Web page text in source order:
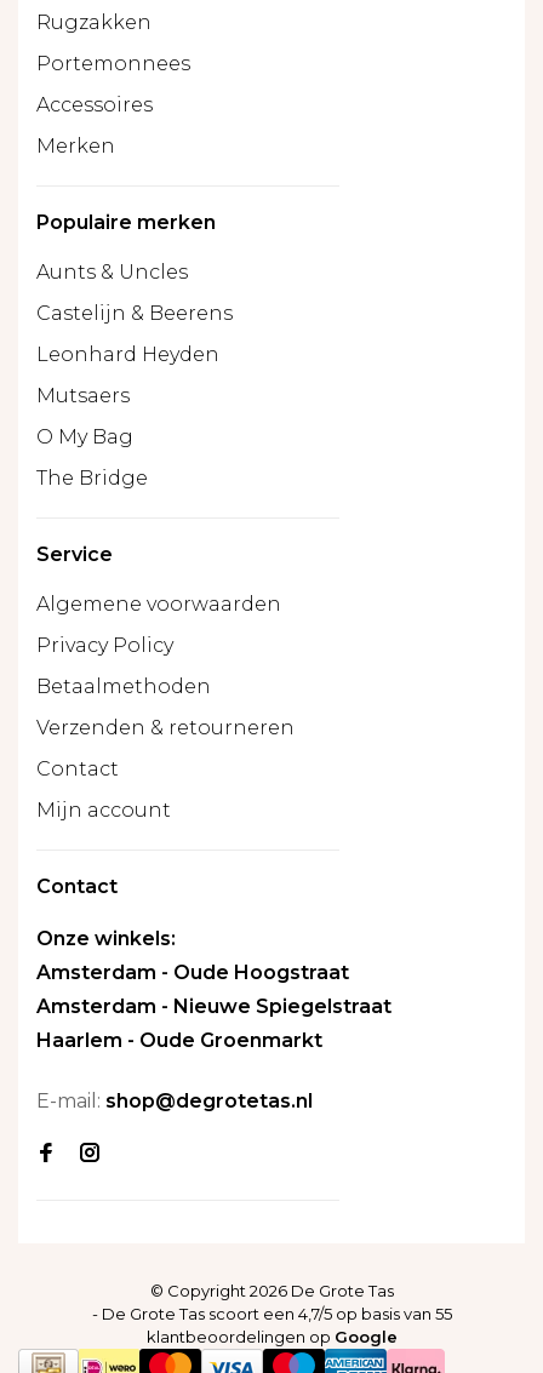
Rugzakken
Portemonnees
Accessoires
Merken
Populaire merken
Aunts & Uncles
Castelijn & Beerens
Leonhard Heyden
Mutsaers
O My Bag
The Bridge
Service
Algemene voorwaarden
Privacy Policy
Betaalmethoden
Verzenden & retourneren
Contact
Mijn account
Contact
Onze winkels:
Amsterdam - Oude Hoogstraat
Amsterdam - Nieuwe Spiegelstraat
Haarlem - Oude Groenmarkt
E-mail: shop@degrotetas.nl
© Copyright 2026 De Grote Tas
- De Grote Tas scoort een 4,7/5op basis van 55
klantbeoordelingen op Google